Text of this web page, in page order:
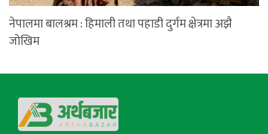
नेपालमा बालश्रम : हिमाली तथा पहाडी दुर्गम क्षेत्रमा अझै
जोखिम